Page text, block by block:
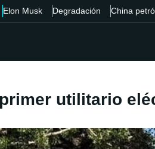
Elon Musk Degradación China
utilitario